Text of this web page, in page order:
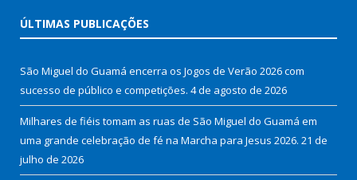
ÚLTIMAS PUBLICAÇÕES
São Miguel do Guamá encerra os Jogos de Verão 2026 com
sucesso de público e competições. 4 de agosto de 2026
Milhares de fiéis tomam as ruas de São Miguel do Guamá em
uma grande celebração de fé na Marcha para Jesus 2026. 21 de
julho de 2026